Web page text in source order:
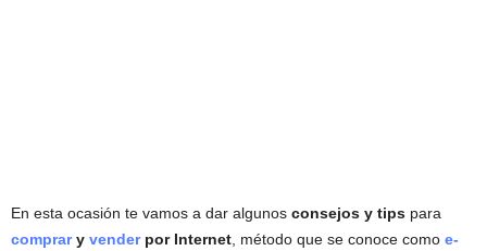
En esta ocasión te vamos a dar algunos consejos y tips para
comprary venderpor Internet , método que se conoce como e-